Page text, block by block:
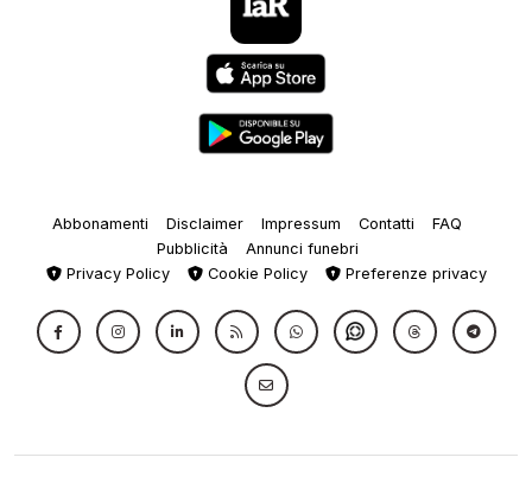
Abbonamenti Disclaimer Impressum Contatti
FAQ
Pubblicità
Annunci funebri
Privacy Policy
Cookie Policy Preferenze privacy